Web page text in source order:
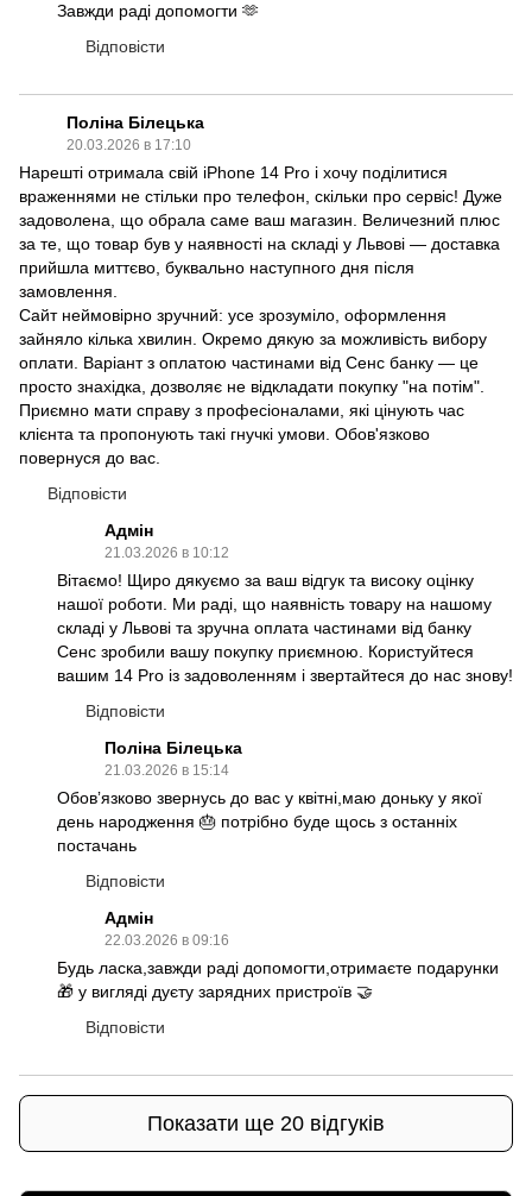
Завжди раді допомогти 🫶
Відповісти
Поліна Білецька
20.03.2026 в 17:10
Нарешті отримала свій iPhone 14 Pro і хочу поділитися
враженнями не стільки про телефон, скільки про сервіс! Дуже
задоволена, що обрала саме ваш магазин. Величезний плюс
за те, що товар був у наявності на складі у Львові — доставка
прийшла миттєво, буквально наступного дня після
замовлення.
Сайт неймовірно зручний: усе зрозуміло, оформлення
зайняло кілька хвилин. Окремо дякую за можливість вибору
оплати. Варіант з оплатою частинами від Сенс банку — це
просто знахідка, дозволяє не відкладати покупку "на потім".
Приємно мати справу з професіоналами, які цінують час
клієнта та пропонують такі гнучкі умови. Обов'язково
повернуся до вас.
Відповісти
Адмін
21.03.2026 в 10:12
Вітаємо! Щиро дякуємо за ваш відгук та високу оцінку
нашої роботи. Ми раді, що наявність товару на нашому
складі у Львові та зручна оплата частинами від банку
Сенс зробили вашу покупку приємною. Користуйтеся
вашим 14 Pro із задоволенням і звертайтеся до нас знову!
Відповісти
Поліна Білецька
21.03.2026 в 15:14
Обовʼязково звернусь до вас у квітні,маю доньку у якої
день народження 🎂 потрібно буде щось з останніх
постачань
Відповісти
Адмін
22.03.2026 в 09:16
Будь ласка,завжди раді допомогти,отримаєте подарунки
🎁 у вигляді дуєту зарядних пристроїв 🤝
Відповісти
Показати ще 20 відгуків